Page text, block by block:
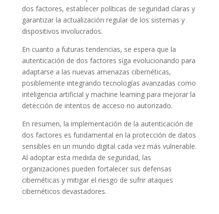
dos factores, establecer políticas de seguridad claras y
garantizar la actualización regular de los sistemas y
dispositivos involucrados.
En cuanto a futuras tendencias, se espera que la
autenticación de dos factores siga evolucionando para
adaptarse a las nuevas amenazas cibernéticas,
posiblemente integrando tecnologías avanzadas como
inteligencia artificial y machine learning para mejorar la
detección de intentos de acceso no autorizado.
En resumen, la implementación de la autenticación de
dos factores es fundamental en la protección de datos
sensibles en un mundo digital cada vez más vulnerable.
Al adoptar esta medida de seguridad, las
organizaciones pueden fortalecer sus defensas
cibernéticas y mitigar el riesgo de sufrir ataques
cibernéticos devastadores.